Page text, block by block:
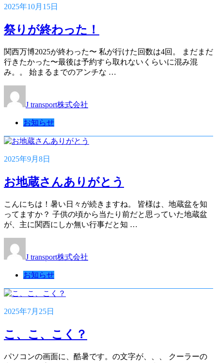
2025年10月15日
祭りが終わった！
関西万博2025が終わった〜 私が行けた回数は4回。 まだまだ
行きたかった〜最後は予約すら取れないくらいに混み混
み。。 始まるまでのアンチな …
J transport株式会社
お知らせ
2025年9月8日
お地蔵さんありがとう
こんにちは！暑い日々が続きますね。 皆様は、地蔵盆を知
ってますか？ 子供の頃から当たり前だと思っていた地蔵盆
が、主に関西にしか無い行事だと知 …
J transport株式会社
お知らせ
2025年7月25日
こ、こ、こく？
パソコンの画面に、酷暑です。の文字が、、、 クーラーの